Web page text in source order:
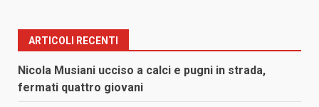
ARTICOLI RECENTI
Nicola Musiani ucciso a calci e pugni in strada,
fermati quattro giovani